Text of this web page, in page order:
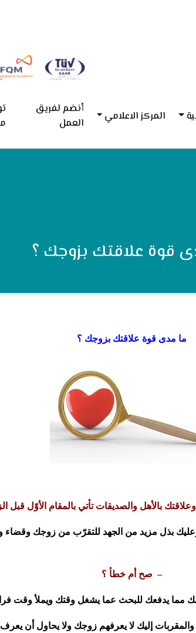
المركز الاعلامي
أنضم لفريق
العمل
قوة علاقتك بزوجك ؟
ما مدى قوة علاقتك بزوجك ؟
بالأهل والصديقات تأتي بالمقام الأوّل قبل
وعليك بذل مزيد من الجهد للتقرّب من زوجك
– صح أم خطأ ؟
مما يدفعك للبحث عما يشغل وقتك ويملأ وقت
إليك لا يعرفهم زوجك ولا يحاول أنيعرف